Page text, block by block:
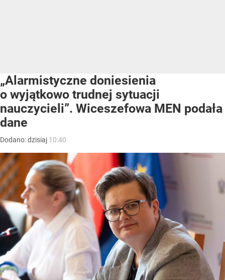
„Alarmistyczne doniesienia
o wyjątkowo trudnej sytuacji
nauczycieli”. Wiceszefowa MEN podała
dane
Dodano:dzisiaj 10:40